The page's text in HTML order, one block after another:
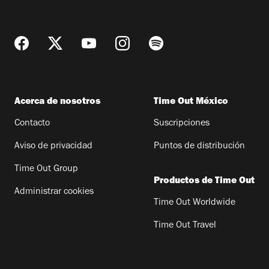
Acerca de nosotros
Contacto
Aviso de privacidad
Time Out Group
Administrar cookies
Time Out México
Suscripciones
Puntos de distribución
Productos de Time Out
Time Out Worldwide
Time Out Travel